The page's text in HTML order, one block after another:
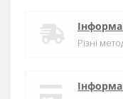
Різні